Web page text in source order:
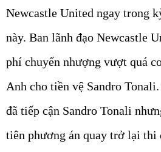
Newcastle United ngay trong
này. Ban lãnh đạo Newcastle
phí chuyển nhượng vượt quá
Anh cho tiền vệ Sandro
đã tiếp cận Sandro Tonali
tiên phương án quay trở lại thi